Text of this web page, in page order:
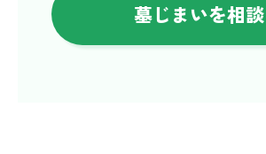
墓じまいを相談